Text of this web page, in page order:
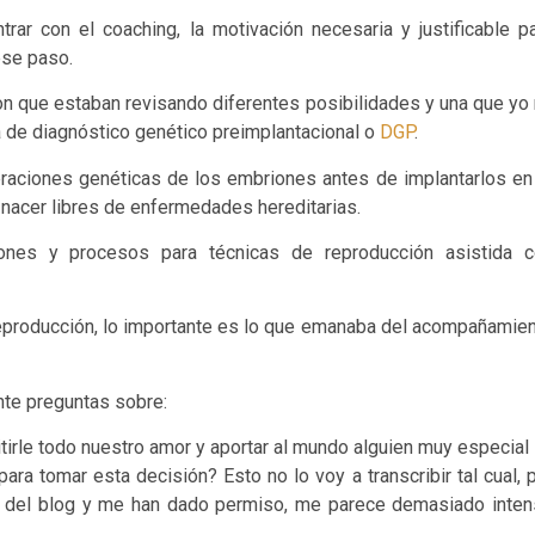
con el coaching, la motivación necesaria y justificable
paso.
que estaban revisando diferentes posibilidades y una que yo
de diagnóstico genético preimplantacional o DGP.
genéticas de los embriones antes de implantarlos
libres de enfermedades hereditarias.
y procesos para técnicas de reproducción asistida
lo importante es lo que emanaba del
preguntas sobre:
todo nuestro amor y aportar al mundo alguien muy especial
tomar esta decisión? Esto no lo voy a transcribir tal cual,
blog y me han dado permiso, me parece demasiado